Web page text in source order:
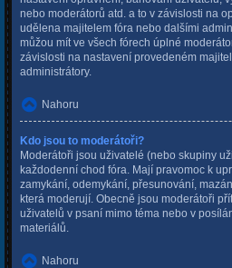
nebo moderátorů atd. a to v závislosti na
udělena majitelem fóra nebo dalšími
můžou mít ve všech fórech úplné
závislosti na nastavení provedeném
administrátory.
Nahoru
Kdo jsou to moderátoři?
Moderátoři jsou uživatelé (nebo skupiny
každodenní chod fóra. Mají pravomoc k
zamykání, odemykání, přesunování,
která moderují. Obecně jsou moderátoři
uživatelů v psaní mimo téma nebo v
materiálů.
Nahoru